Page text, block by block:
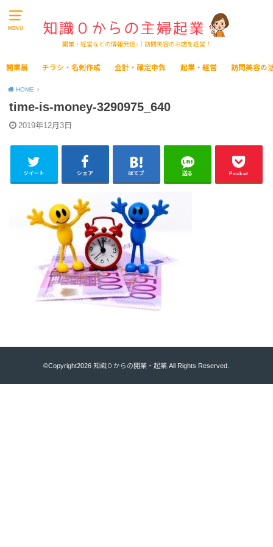
MENU
開業・経営などの情報発信♪｜訪問美容のお店を経営！
開業届 チラシ・名刺作成 会計・確定申告 起業・経営 訪問美容の
HOME
time-is-money-3290975_640
2019年12月3日
ツイート シェア はてブ 送る Pocket
©Copyright2026知識０からの開業・起業 .All Rights Reserved.